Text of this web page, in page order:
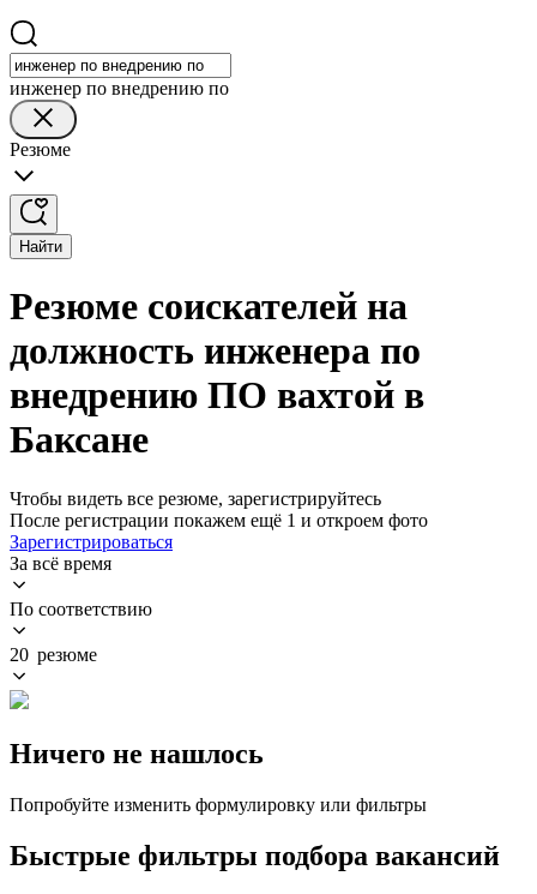
инженер по внедрению по
Резюме
Найти
Резюме соискателей на
должность инженера по
внедрению ПО вахтой в
Баксане
Чтобы видеть все резюме, зарегистрируйтесь
После регистрации покажем ещё 1 и откроем фото
Зарегистрироваться
За всё время
По соответствию
20 резюме
Ничего не нашлось
Попробуйте изменить формулировку или фильтры
Быстрые фильтры подбора вакансий